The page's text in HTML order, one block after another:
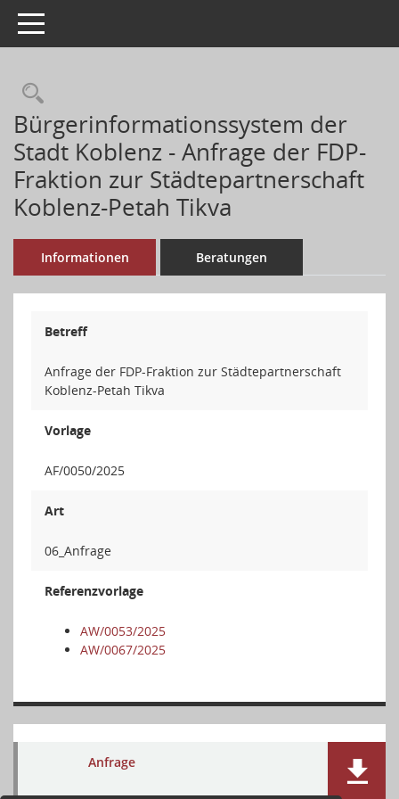
Toggle navigation
Rechercheauswahl
Bürgerinformationssystem der
Stadt Koblenz - Anfrage der FDP-
Fraktion zur Städtepartnerschaft
Koblenz-Petah Tikva
Informationen Beratungen
Betreff
Anfrage der FDP-Fraktion zur Städtepartnerschaft
Koblenz-Petah Tikva
Vorlage
AF/0050/2025
Art
06_Anfrage
Referenzvorlage
AW/0053/2025
AW/0067/2025
Anfrage